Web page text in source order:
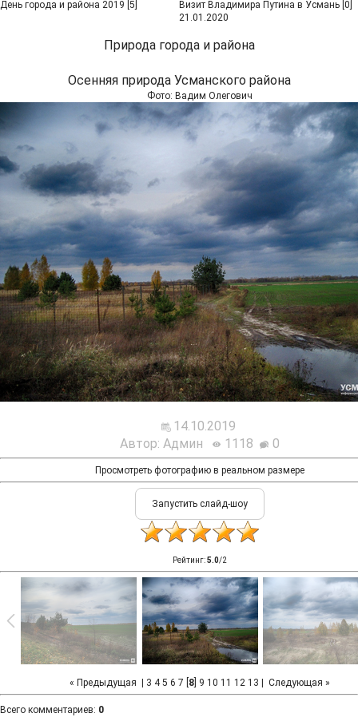
День города и района 2019 [5] Визит Владимира Путина в Усмань [0]
21.01.2020
Природа города и района
Осенняя природа Усманского района
Фото: Вадим Олегович
14.10.2019
Автор: Админ
1118 0
Просмотреть фотографию в реальном размере
Рейтинг:5.0/2
« Предыдущая 3 4 5 6 7 8 9 10 11 12 13 Следующая »
Всего комментариев: 0